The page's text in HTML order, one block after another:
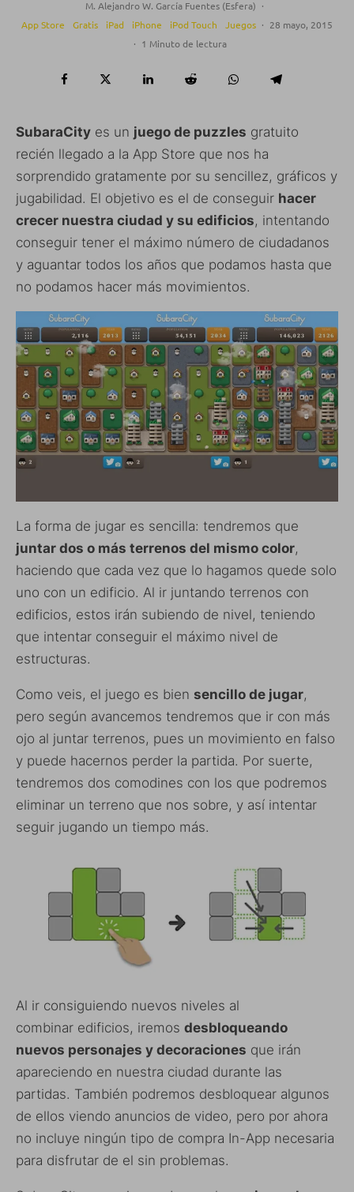
M. Alejandro W. García Fuentes (Esfera) ·
App Store
Gratis iPad iPhone iPod Touch Juegos · 28 mayo, 2015
· 1 Minuto de lectura
SubaraCity es un juego de puzzles gratuito
recién llegado a la App Store que nos ha
sorprendido gratamente por su sencillez, gráficos y
jugabilidad. El objetivo es el de conseguir hacer
crecer nuestra ciudad y su edificios, intentando
conseguir tener el máximo número de ciudadanos
y aguantar todos los años que podamos hasta que
no podamos hacer más movimientos.
La forma de jugar es sencilla: tendremos que
juntar dos o más terrenos del mismo color,
haciendo que cada vez que lo hagamos quede solo
uno con un edificio. Al ir juntando terrenos con
edificios, estos irán subiendo de nivel, teniendo
que intentar conseguir el máximo nivel de
estructuras.
Como veis, el juego es bien sencillo de jugar,
pero según avancemos tendremos que ir con más
ojo al juntar terrenos, pues un movimiento en falso
y puede hacernos perder la partida. Por suerte,
tendremos dos comodines con los que podremos
eliminar un terreno que nos sobre, y así intentar
seguir jugando un tiempo más.
Al ir consiguiendo nuevos niveles al
combinar edificios, iremos desbloqueando
nuevos personajes y decoraciones que irán
apareciendo en nuestra ciudad durante las
partidas. También podremos desbloquear algunos
de ellos viendo anuncios de video, pero por ahora
no incluye ningún tipo de compra In-App necesaria
para disfrutar de el sin problemas.